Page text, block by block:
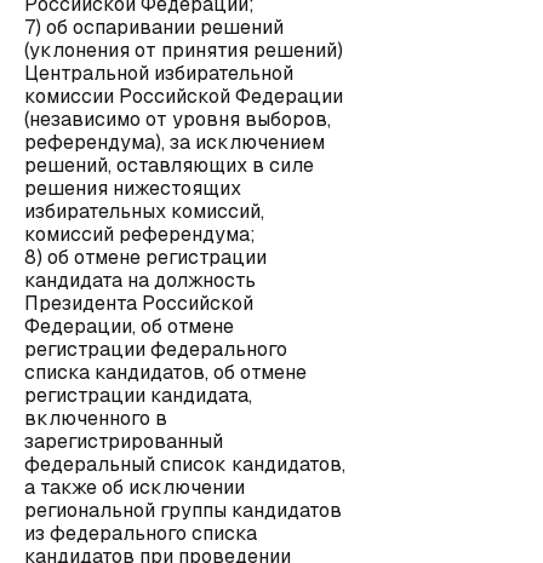
7) об оспаривании решений
(уклонения от принятия решений)
Центральной избирательной
комиссии Российской Федерации
(независимо от уровня выборов,
референдума), за исключением
решений, оставляющих в силе
решения нижестоящих
избирательных комиссий,
комиссий референдума;
8) об отмене регистрации
кандидата на должность
Президента Российской
Федерации, об отмене
регистрации федерального
списка кандидатов, об отмене
регистрации кандидата,
включенного в
зарегистрированный
федеральный список кандидатов,
а также об исключении
региональной группы кандидатов
из федерального списка
кандидатов при проведении